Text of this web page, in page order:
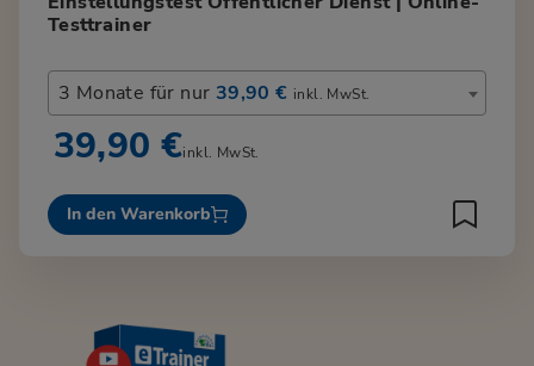
Testtrainer
3 Monate für nur 39,90 € inkl. MwSt.
39,90 €inkl. MwSt.
In den Warenkorb